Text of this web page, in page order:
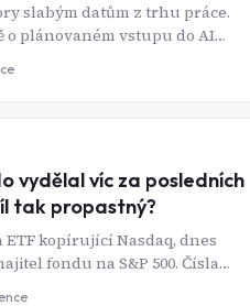
slabým datům z trhu práce.
o plánovaném vstupu do AI
prudce klesli.
vydělal víc za posledních
tak propastný?
kopírující Nasdaq, dnes
fondu na S&P 500. Čísla
pár firem zatím vyplácela.